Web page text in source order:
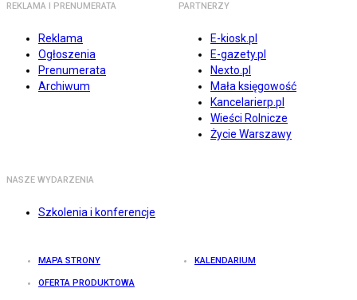
REKLAMA I PRENUMERATA
Reklama
Ogłoszenia
Prenumerata
Archiwum
PARTNERZY
E-kiosk.pl
E-gazety.pl
Nexto.pl
Mała księgowość
Kancelarierp.pl
Wieści Rolnicze
Życie Warszawy
NASZE WYDARZENIA
Szkolenia i konferencje
MAPA STRONY KALENDARIUM
OFERTA PRODUKTOWA